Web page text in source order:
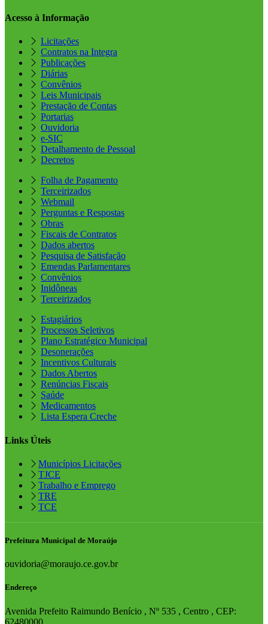
Acesso à Informação
Licitações
Contratos na Integra
Publicações
Diárias
Convênios
Leis Municipais
Prestação de Contas
Portarias
Ouvidoria
e-SIC
Detalhamento de Pessoal
Decretos
Folha de Pagamento
Terceirizados
Webmail
Perguntas e Respostas
Obras
Fiscais de Contratos
Dados abertos
Pesquisa de Satisfação
Emendas Parlamentares
Convênios
Inidôneas
Terceirizados
Estagiários
Processos Seletivos
Plano Estratégico Municipal
Desonerações
Incentivos Culturais
Dados Abertos
Renúncias Fiscais
Saúde
Medicamentos
Lista Espera Creche
Links Úteis
Municípios Licitações
TJCE
Trabalho e Emprego
TRE
TCE
Prefeitura Municipal de Moraújo
ouvidoria@moraujo.ce.gov.br
Endereço
Avenida Prefeito Raimundo Benício , Nº 535 , Centro , CEP:
62480000